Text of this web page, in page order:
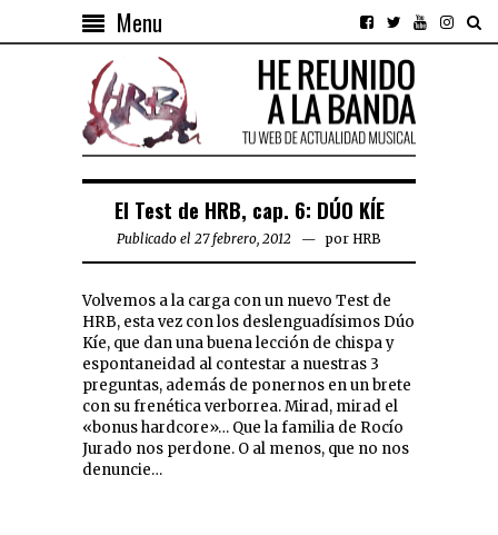
Menu
El Test de HRB, cap. 6: DÚO KÍE
Publicado el 27 febrero, 2012 por HRB
Volvemos a la carga con un nuevo Test de
HRB, esta vez con los deslenguadísimos Dúo
Kíe, que dan una buena lección de chispa y
espontaneidad al contestar a nuestras 3
preguntas, además de ponernos en un brete
con su frenética verborrea. Mirad, mirad el
«bonus hardcore»… Que la familia de Rocío
Jurado nos perdone. O al menos, que no nos
denuncie…